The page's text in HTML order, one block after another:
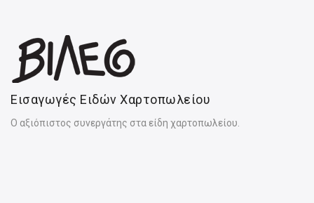
Εισαγωγές Ειδών Χαρτοπωλείου
Ο αξιόπιστος συνεργάτης στα είδη χαρτοπωλείου.